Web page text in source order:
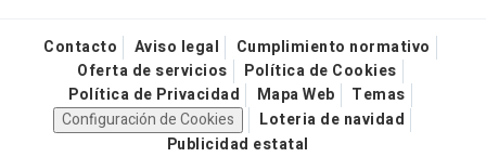
Contacto Aviso legal
Cumplimiento normativo
Oferta de servicios
Política de Cookies
Política de Privacidad
Mapa Web
Temas
Configuración de Cookies
Loteria de navidad
Publicidad estatal